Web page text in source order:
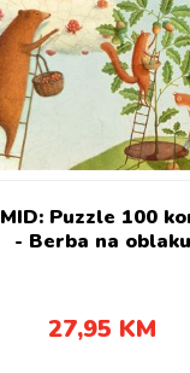
MID: Puzzle 100
- Berba na oblaku
27,95 KM